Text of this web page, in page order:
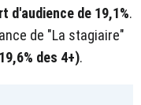
d'audience de 19,1%.
de "La stagiaire"
des 4+).